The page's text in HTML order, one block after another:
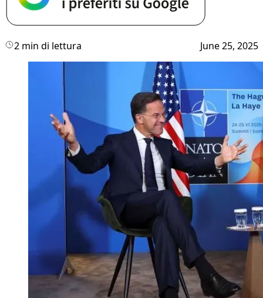
2 min di lettura June 25, 2025